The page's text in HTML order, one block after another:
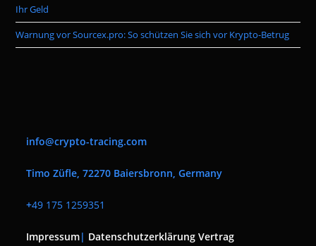
Ihr Geld
Warnung vor Sourcex.pro: So schützen Sie sich vor Krypto-Betrug
info@crypto-tracing.com
Timo Züfle, 72270 Baiersbronn, Germany
+49 175 1259351
Impressum| Datenschutzerklärung Vertrag